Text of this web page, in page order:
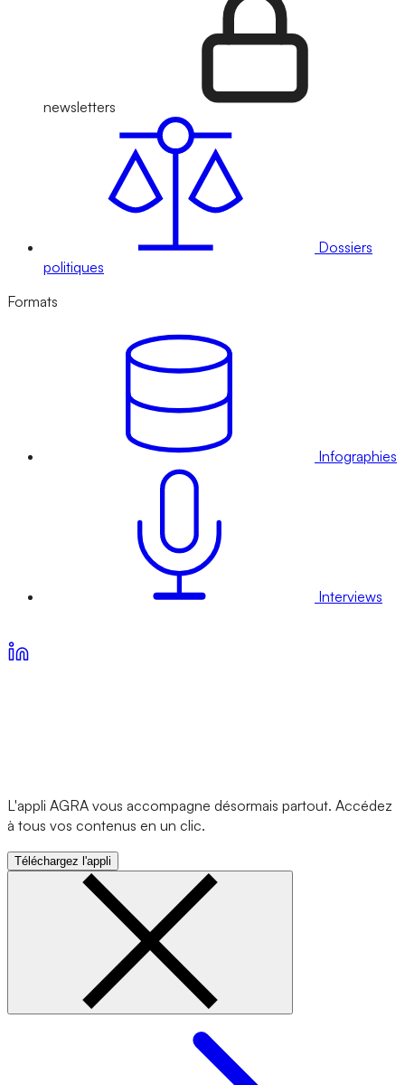
newsletters
Dossiers
politiques
Formats
Infographies
Interviews
L'appli AGRA vous accompagne désormais partout. Accédez
à tous vos contenus en un clic.
Téléchargez l'appli